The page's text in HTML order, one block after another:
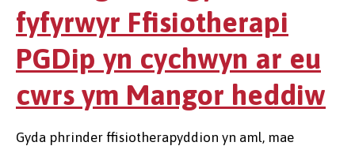
fyfyrwyr Ffisiotherapi
PGDip yn cychwyn ar eu
cwrs ym Mangor heddiw
Gyda phrinder ffisiotherapyddion yn aml, mae